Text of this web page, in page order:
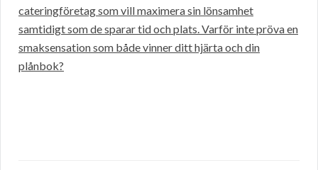
cateringföretag som vill maximera sin lönsamhet
samtidigt som de sparar tid och plats. Varför inte pröva en
smaksensation som både vinner ditt hjärta och din
plånbok?